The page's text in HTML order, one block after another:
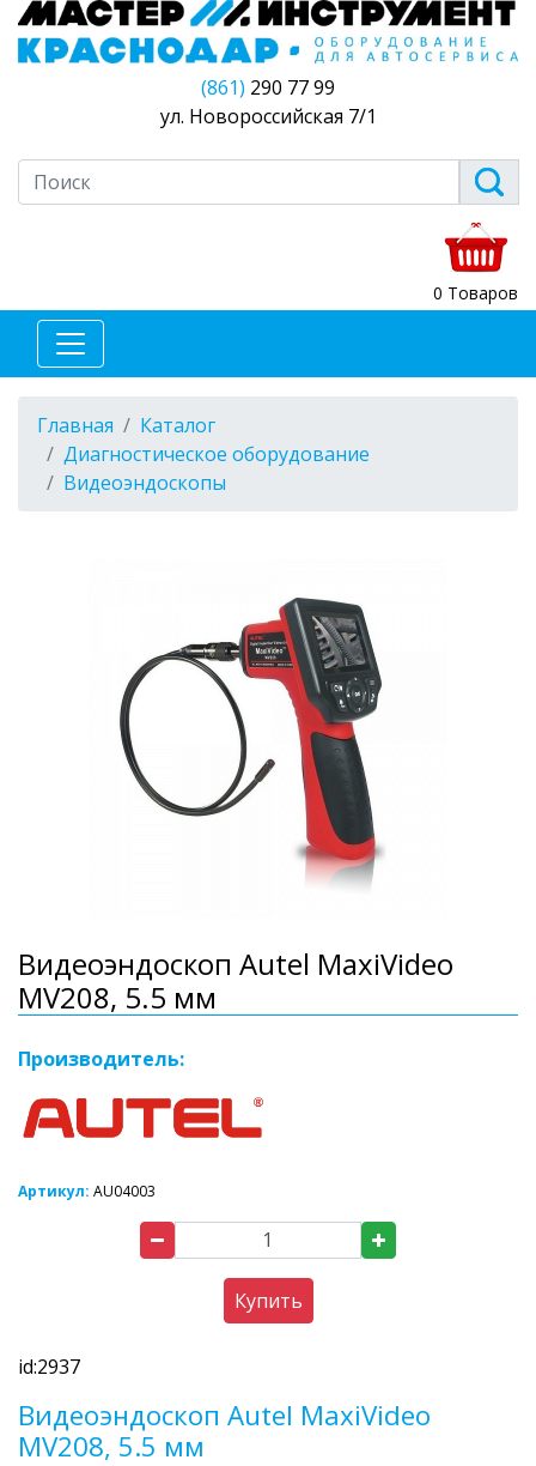
(861) 290 77 99
ул. Новороссийская 7/1
0 Товаров
Главная
Каталог
Диагностическое оборудование
Видеоэндоскопы
Видеоэндоскоп Autel MaxiVideo
MV208, 5.5 мм
Производитель:
Артикул: AU04003
Купить
id:2937
Видеоэндоскоп Autel MaxiVideo
MV208, 5.5 мм